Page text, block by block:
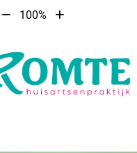
Tekst
10%
100%
Tekst
10%